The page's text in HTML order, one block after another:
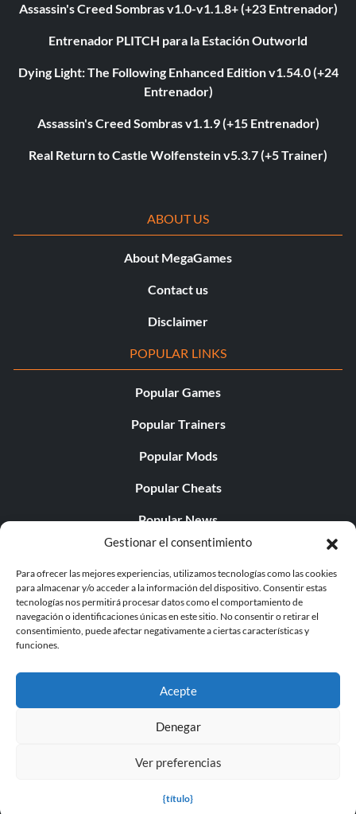
Gestionar el consentimiento
Para ofrecer las mejores experiencias, utilizamos tecnologías como las cookies
para almacenar y/o acceder a la información del dispositivo. Consentir estas
tecnologías nos permitirá procesar datos como el comportamiento de
navegación o identificaciones únicas en este sitio. No consentir o retirar el
consentimiento, puede afectar negativamente a ciertas características y
funciones.
Acepte
Denegar
Ver preferencias
{título}
Assassin's Creed Sombras v1.0-v1.1.8+ (+23 Entrenador)
Entrenador PLITCH para la Estación Outworld
Dying Light: The Following Enhanced Edition v1.54.0 (+24
Entrenador)
Assassin's Creed Sombras v1.1.9 (+15 Entrenador)
Real Return to Castle Wolfenstein v5.3.7 (+5 Trainer)
ABOUT US
About MegaGames
Contact us
Disclaimer
POPULAR LINKS
Popular Games
Popular Trainers
Popular Mods
Popular Cheats
Popular News
Popular Editorials
Popular Free Games
LATEST UPDATES
© 1998 - 2026 MegaGames.com All rights reserved
Settings